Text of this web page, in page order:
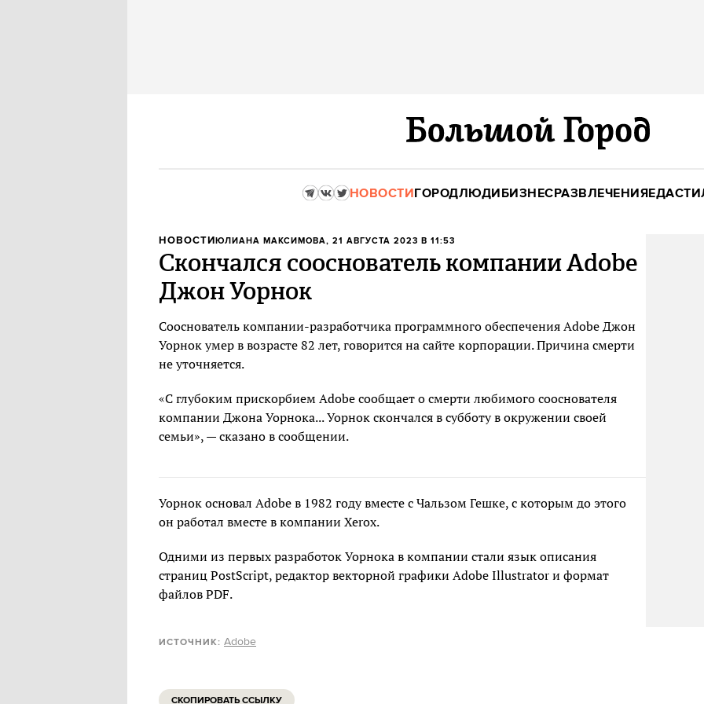
НОВОСТИГОРОДЛЮДИБИЗНЕСРАЗВЛЕЧЕНИЯЕДА
НОВОСТИЮЛИАНА МАКСИМОВА, 21 АВГУСТА 2023 В 11:53
Скончался сооснователь компании Adobe
Джон Уорнок
Cооснователь компании-разработчика программного обеспечения Adobe Джон
Уорнок умер в возрасте 82 лет, говорится на сайте корпорации. Причина смерти
не уточняется.
«С глубоким прискорбием Adobe сообщает о смерти любимого сооснователя
компании Джона Уорнока... Уорнок скончался в субботу в окружении своей
семьи», — сказано в сообщении.
Уорнок основал Adobe в 1982 году вместе с Чальзом Гешке, с которым до этого
он работал вместе в компании Xerox.
Одними из первых разработок Уорнока в компании стали язык описания
страниц PostScript, редактор векторной графики Adobe Illustrator и формат
файлов PDF.
ИСТОЧНИК: Adobe
СКОПИРОВАТЬ ССЫЛКУ